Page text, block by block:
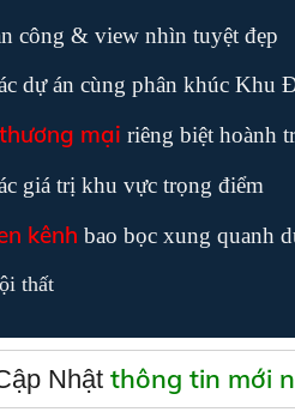
công & view nhìn tuyệt đẹp
dự án cùng phân khúc Khu
mại riêng biệt hoành
giá trị khu vực trọng điểm
kênh bao bọc xung quanh
thất
Nhật thông tin mới